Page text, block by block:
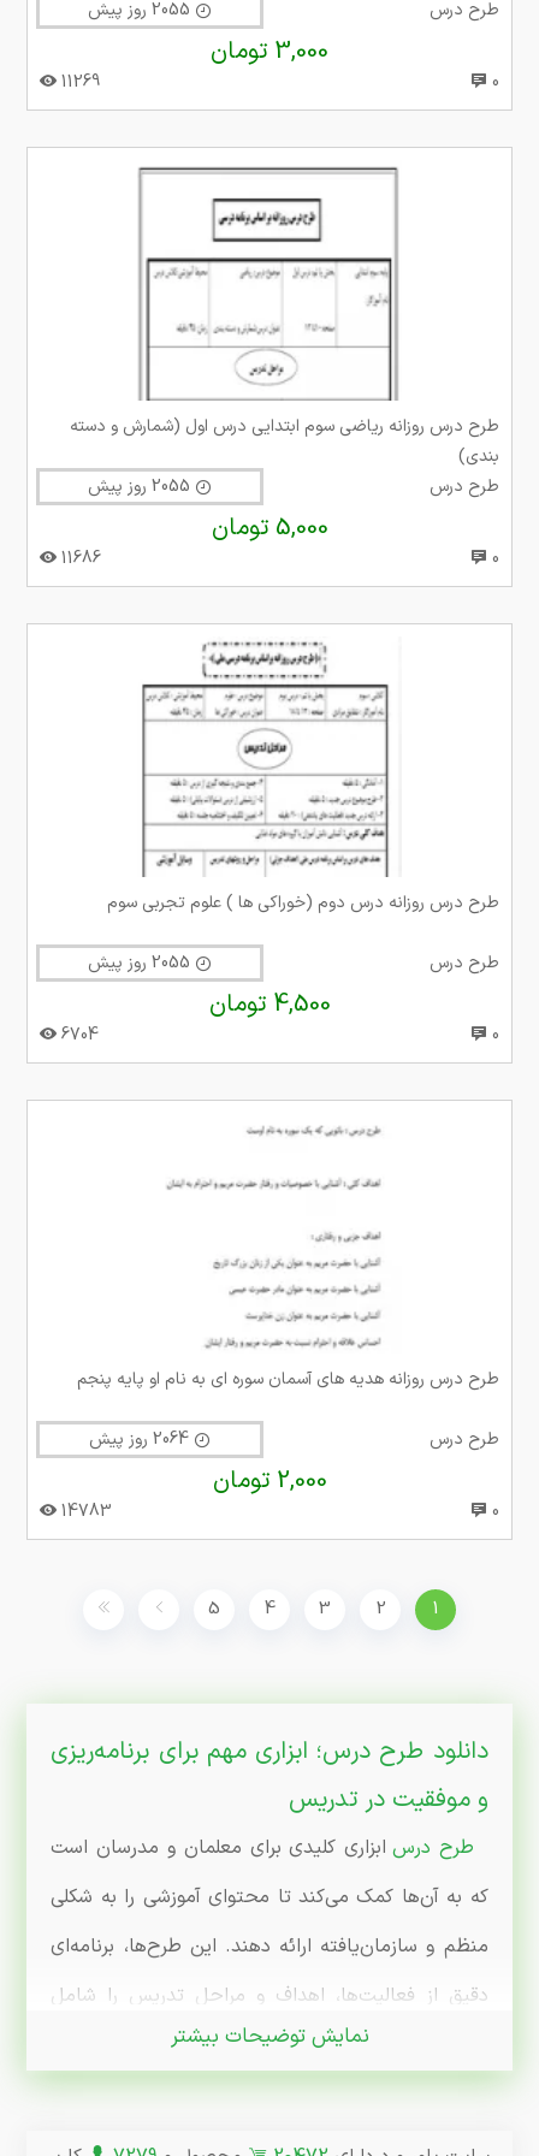
طرح درس
3,000 تومان
0
11269
طرح درس روزانه ریاضی سوم ابتدایی درس اول (شمارش و دسته
بندی)
طرح درس
5,000 تومان
0
11686
طرح درس روزانه درس دوم (خوراکی ها ) علوم تجربی سوم
طرح درس
4,500 تومان
0
6704
طرح درس روزانه هدیه های آسمان سوره ای به نام او پایه پنجم
طرح درس
2,000 تومان
0
14783
1
2
3
4
5
دانلود طرح درس؛ ابزاری مهم برای برنامه‌ریزی
و موفقیت در تدریس
طرح درسابزاری کلیدی برای معلمان و مدرسان است
که به آن‌ها کمک می‌کند تا محتوای آموزشی را به شکلی
منظم و سازمان‌یافته ارائه دهند. این طرح‌ها، برنامه‌ای
دقیق از فعالیت‌ها، اهداف و مراحل تدریس را شامل
می‌شوند و به معلمان امکان می‌دهند که با دقت و
آمادگی بیشتری درس را پیش ببرند. در سایت پاور ورد،
مجموعه‌ای از طرح درس‌های آماده با موضوعات مختلف
نمایش توضیحات بیشتر